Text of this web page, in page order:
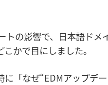
トの影響で、日本語ド
かで目にしました。
に「なぜ“EDMアップデ